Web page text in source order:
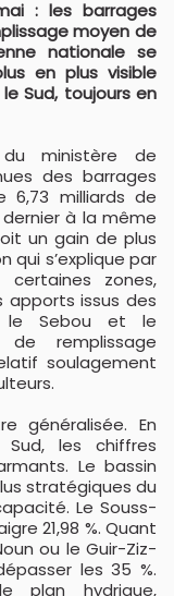
moyen de
nationale se
en plus visible
Sud, toujours en
du ministère de
des barrages
milliards de
dernier à la même
un gain de plus
qui s’explique par
certaines zones,
issus des
le Sebou et le
remplissage
soulagement
généralisée. En
les chiffres
Le bassin
stratégiques du
Le Souss-
21,98 %. Quant
ou le Guir-Ziz-
les 35 %.
plan hydrique,